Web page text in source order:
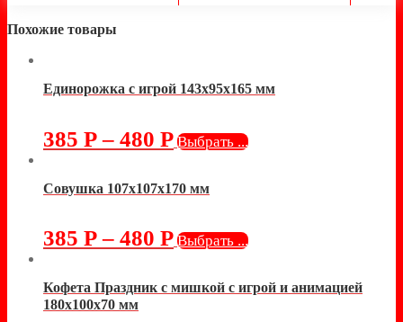
Похожие товары
Единорожка с игрой 143х95х165 мм
385 Р– 480 Р Выбрать ...
Совушка 107х107х170 мм
385 Р– 480 Р Выбрать ...
Кофета Праздник с мишкой с игрой и анимацией
180х100х70 мм